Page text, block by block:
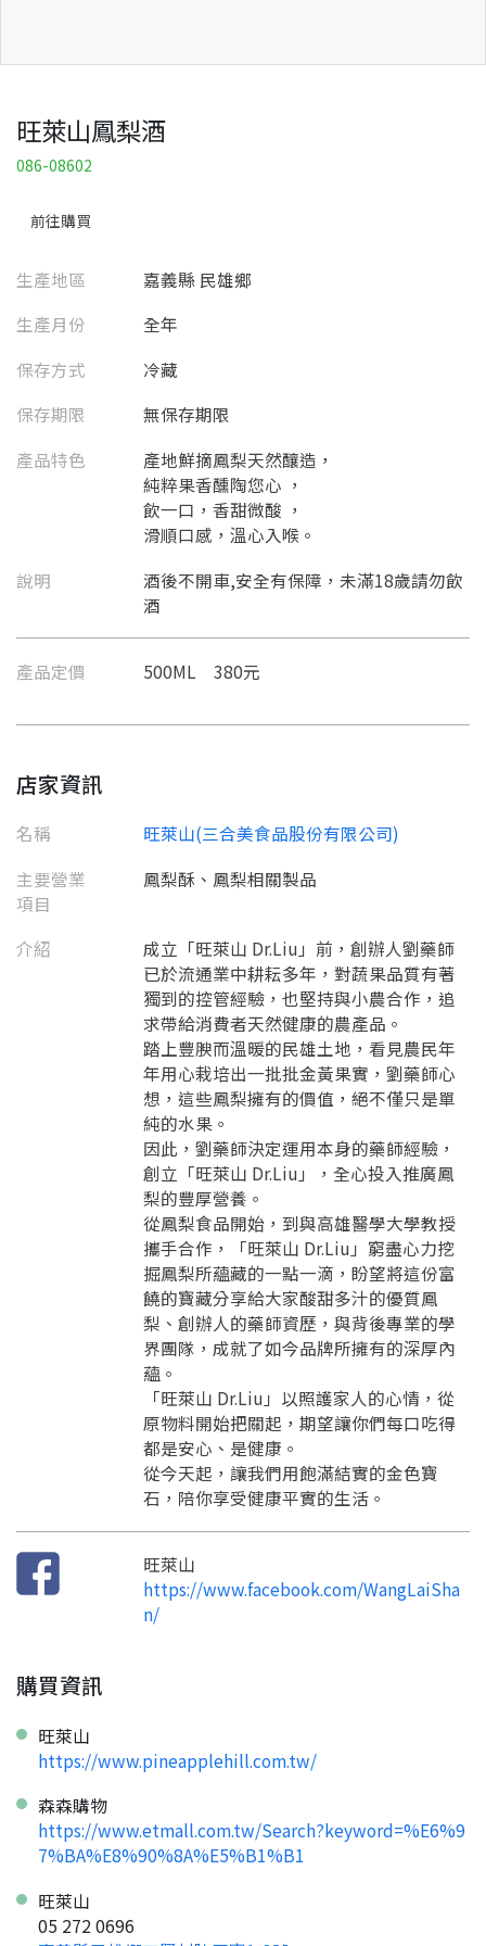
旺萊山鳳梨酒
086-08602
前往購買
生產地區
嘉義縣 民雄鄉
生產月份
全年
保存方式
冷藏
保存期限
無保存期限
產品特色
產地鮮摘鳳梨天然釀造，
純粹果香醺陶您心 ，
飲一口，香甜微酸 ，
滑順口感，溫心入喉。
說明
酒後不開車,安全有保障，未滿18歲請勿飲
酒
產品定價 500ML 380元
店家資訊
名稱
旺萊山(三合美食品股份有限公司)
主要營業
項目
鳳梨酥、鳳梨相關製品
介紹
成立「旺萊山 Dr.Liu」前，創辦人劉藥師
已於流通業中耕耘多年，對蔬果品質有著
獨到的控管經驗，也堅持與小農合作，追
求帶給消費者天然健康的農產品。
踏上豐腴而溫暖的民雄土地，看見農民年
年用心栽培出一批批金黃果實，劉藥師心
想，這些鳳梨擁有的價值，絕不僅只是單
純的水果。
因此，劉藥師決定運用本身的藥師經驗，
創立「旺萊山 Dr.Liu」，全心投入推廣鳳
梨的豐厚營養。
從鳳梨食品開始，到與高雄醫學大學教授
攜手合作，「旺萊山 Dr.Liu」窮盡心力挖
掘鳳梨所蘊藏的一點一滴，盼望將這份富
饒的寶藏分享給大家酸甜多汁的優質鳳
梨、創辦人的藥師資歷，與背後專業的學
界團隊，成就了如今品牌所擁有的深厚內
蘊。
「旺萊山 Dr.Liu」以照護家人的心情，從
原物料開始把關起，期望讓你們每口吃得
都是安心、是健康。
從今天起，讓我們用飽滿結實的金色寶
石，陪你享受健康平實的生活。
旺萊山
https://www.facebook.com/WangLaiSha
n/
購買資訊
旺萊山
https://www.pineapplehill.com.tw/
森森購物
https://www.etmall.com.tw/Search?keyword=%E6%9
7%BA%E8%90%8A%E5%B1%B1
旺萊山
05 272 0696
要註冊嗎？
嗨~這個 LINE 帳號還沒有註冊過，
只要驗證手機號碼就能完成註冊。
您要繼續嗎？
請加入LINE好友
請掃描或點擊 QR code
加入「嘉義優鮮」LINE 好友，
才能繼續註冊喔。
點擊加入 LINE 好友
註冊完成
開始填寫申請資料吧~
填寫申請資料
訊息
確認
要申請新產品嗎？
要申請新產品嗎？
查看申請進度
要看申請秘笈嗎？
想知道怎麼做更容易通過審核嗎？
看看申請教學吧！
如果你已經準備好了，
點擊「直接申請」按鈕開始填寫申請表。
直接申請